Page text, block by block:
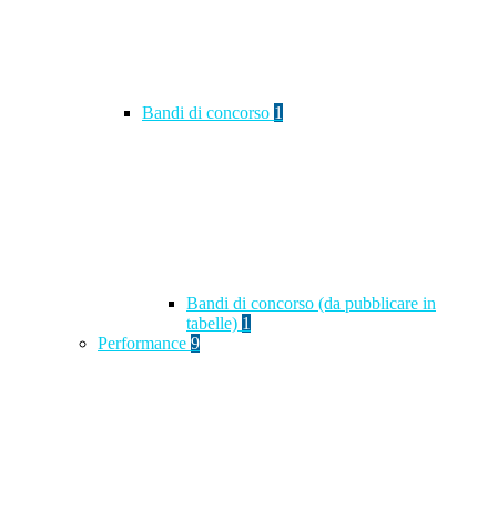
Bandi di concorso 1
Bandi di concorso (da pubblicare in
tabelle) 1
Performance 9